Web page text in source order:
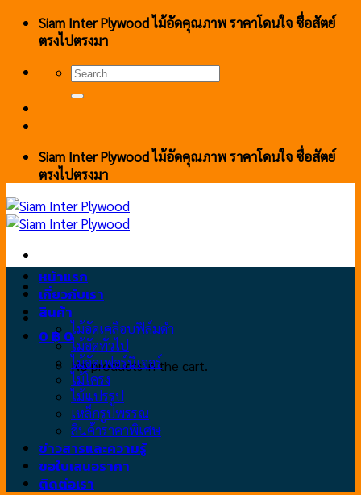
Skip Siam Inter Plywood ไม้อัดคุณภาพ ราคาโดนใจ ซื่อสัตย์
ตรงไปตรงมา
Search
for:
Siam Inter Plywood ไม้อัดคุณภาพ ราคาโดนใจ ซื่อสัตย์
ตรงไปตรงมา
0 ฿ 0
No products in the cart.
หน้าแรก
เกี่ยวกับเรา
สินค้า
ไม้อัดเคลือบฟิล์มดำ
ไม้อัดทั่วไป
ไม้อัดเฟอร์นิเจอร์
ไม้โครง
ไม้แปรรูป
เหล็กรูปพรรณ
สินค้าราคาพิเศษ
ข่าวสารและความรู้
ขอใบเสนอราคา
ติดต่อเรา